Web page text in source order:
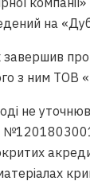
на
з ним ТОВ
не